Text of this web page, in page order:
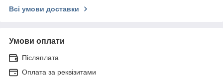
Всі умови доставки
Умови оплати
Післяплата
Оплата за реквізитами